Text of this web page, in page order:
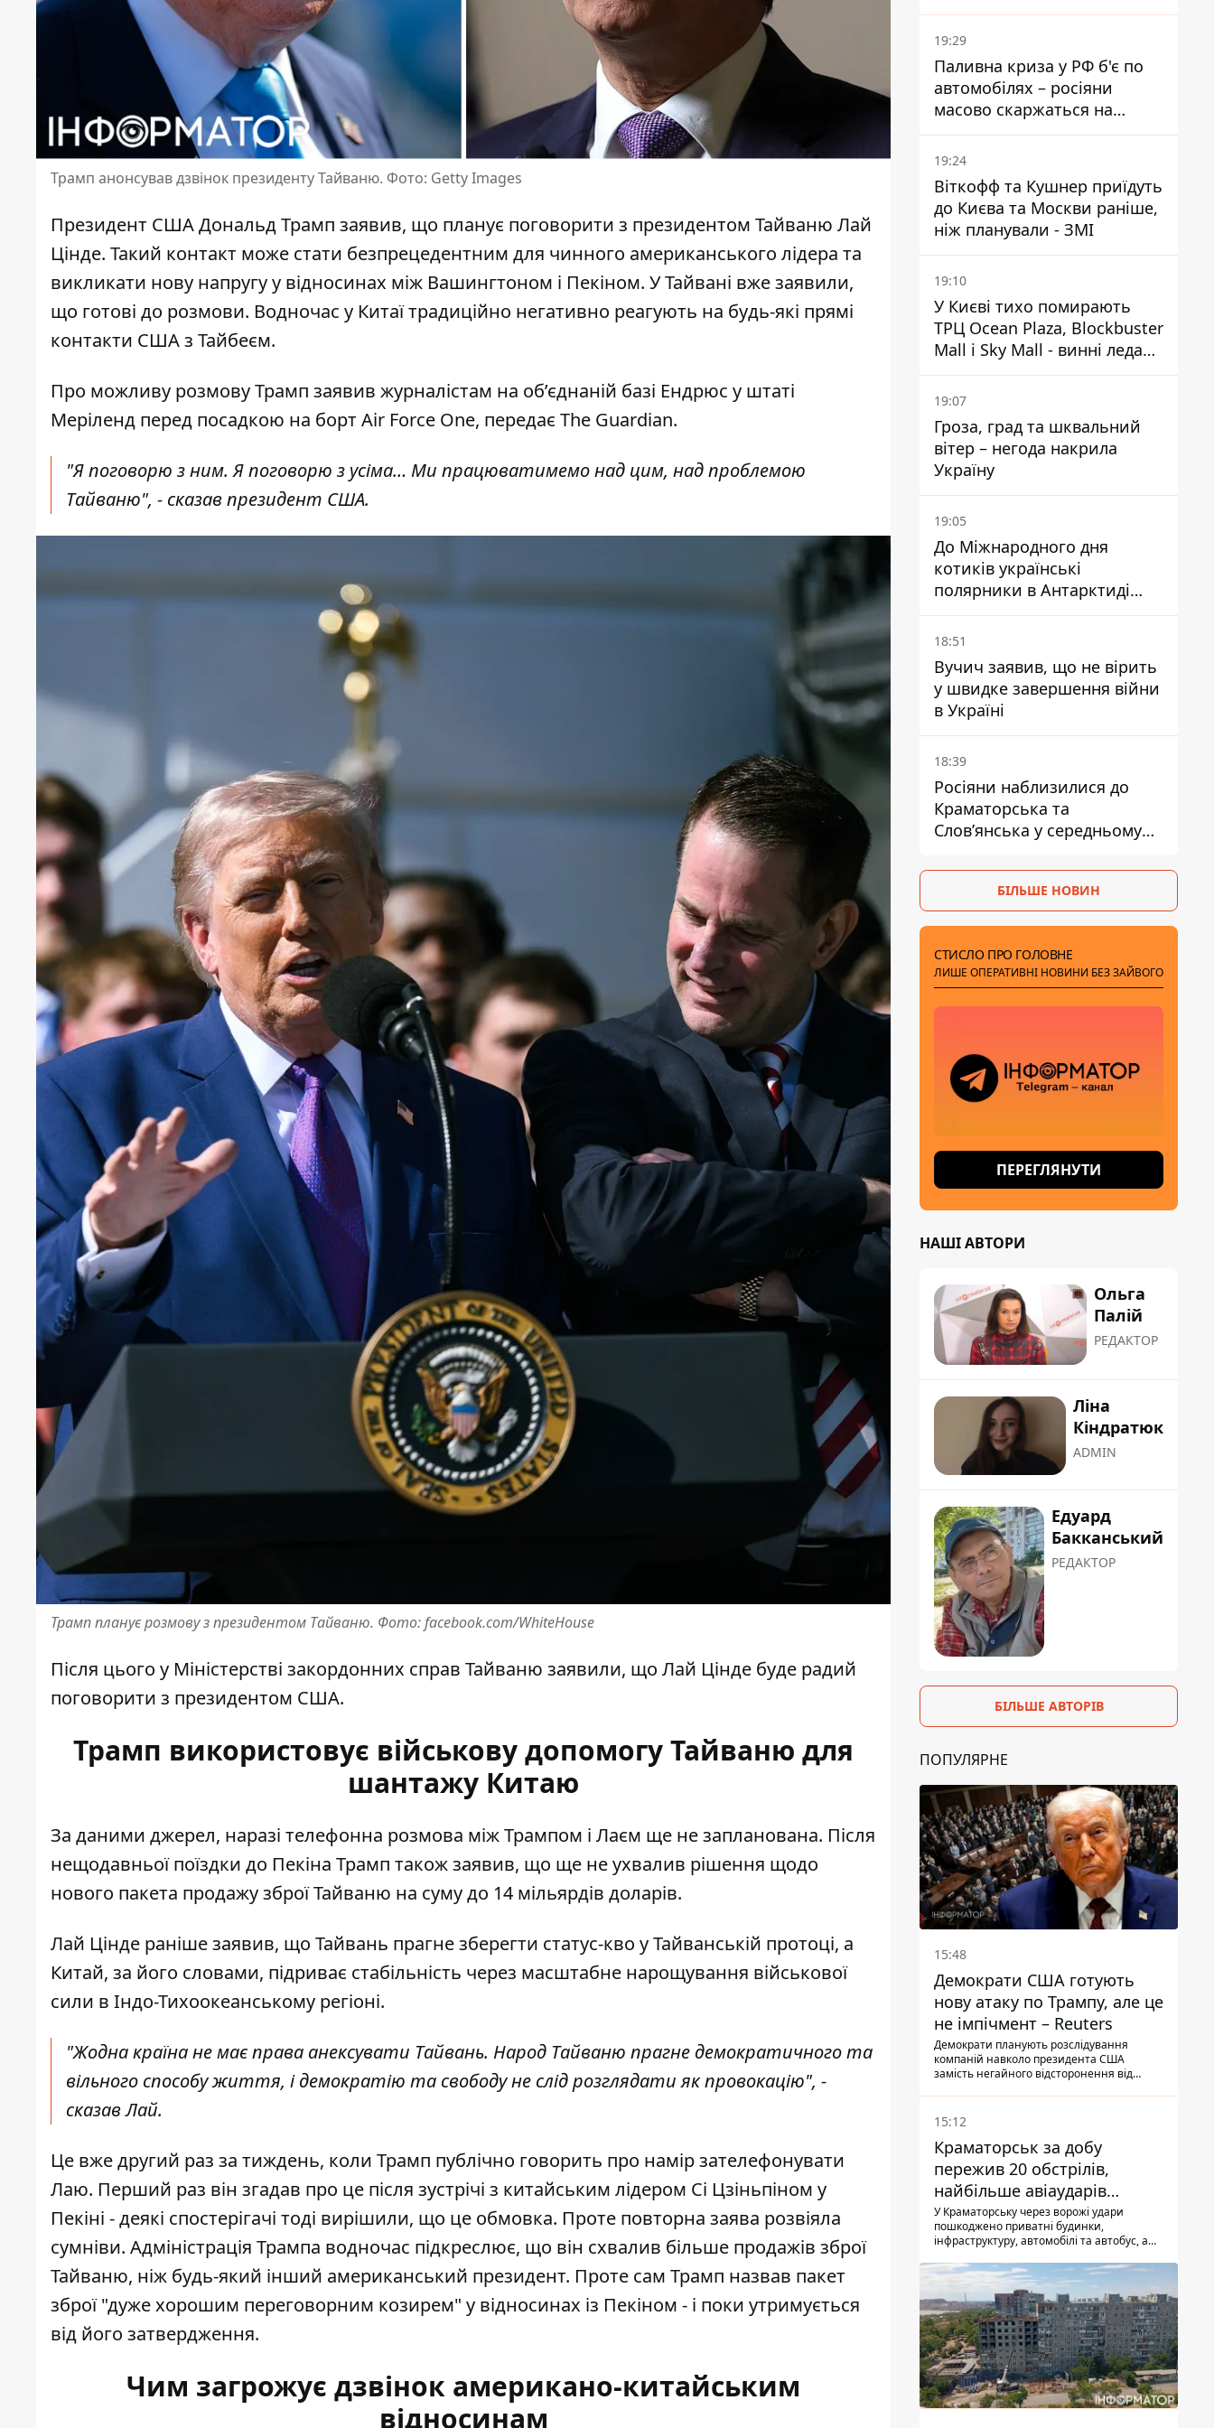
Трамп анонсував дзвінок президенту Тайваню. Фото: Getty Images
Президент СШАДональд Трамп заявив, що планує поговорити з президентом Тайваню Лай
Цінде. Такий контакт може стати безпрецедентним для чинного американського лідера та
викликати нову напругу у відносинах між Вашингтоном і Пекіном. У Тайвані вже заявили,
що готові до розмови. Водночас у Китаї традиційно негативно реагують на будь-які прямі
контакти США з Тайбеєм.
Про можливу розмову Трамп заявив журналістам на об’єднаній базі Ендрюс у штаті
Меріленд перед посадкою на борт Air Force One, передає The Guardian.
"Я поговорю з ним. Я поговорю з усіма… Ми працюватимемо над цим, над проблемою
Тайваню", - сказав президент США.
Трамп планує розмову з президентом Тайваню. Фото: facebook.com/WhiteHouse
Після цього у Міністерстві закордонних справ Тайваню заявили, що Лай Цінде буде радий
поговорити з президентом США.
Трамп використовує військову допомогу Тайваню для
шантажу Китаю
За даними джерел, наразі телефонна розмова між Трампом і Лаєм ще не запланована. Після
нещодавньої поїздки до Пекіна Трамп також заявив, що ще не ухвалив рішення щодо
нового пакета продажу зброї Тайваню на суму до 14 мільярдів доларів.
Лай Цінде раніше заявив, що Тайвань прагне зберегти статус-кво у Тайванській протоці, а
Китай, за його словами, підриває стабільність через масштабне нарощування військової
сили в Індо-Тихоокеанському регіоні.
"Жодна країна не має права анексувати Тайвань. Народ Тайваню прагне демократичного та
вільного способу життя, і демократію та свободу не слід розглядати як провокацію", -
сказав Лай.
Це вже другий раз за тиждень, коли Трамп публічно говорить про намір зателефонувати
Лаю. Перший раз він згадав про це після зустрічі з китайським лідером Сі Цзіньпіном у
Пекіні - деякі спостерігачі тоді вирішили, що це обмовка. Проте повторна заява розвіяла
сумніви. Адміністрація Трампа водночас підкреслює, що він схвалив більше продажів зброї
Тайваню, ніж будь-який інший американський президент. Проте сам Трамп назвав пакет
зброї "дуже хорошим переговорним козирем" у відносинах із Пекіном - і поки утримується
від його затвердження.
Чим загрожує дзвінок американо-китайським
відносинам
Міноборони країни
19:29
Паливна криза у РФ б'є по
автомобілях – росіяни
масово скаржаться на
поломки через неякісний
бензин
19:24
Віткофф та Кушнер приїдуть
до Києва та Москви раніше,
ніж планували - ЗМІ
19:10
У Києві тихо помирають
ТРЦ Ocean Plaza, Blockbuster
Mall і Sky Mall - винні ледачі
менеджери й канібалізм
19:07
Гроза, град та шквальний
вітер – негода накрила
Україну
19:05
До Міжнародного дня
котиків українські
полярники в Антарктиді
показали своїх
18:51
Вучич заявив, що не вірить
у швидке завершення війни
в Україні
18:39
Росіяни наблизилися до
Краматорська та
Слов’янська у середньому
попередив про посилення
БІЛЬШЕ НОВИН
СТИСЛО ПРО ГОЛОВНЕ
ЛИШЕ ОПЕРАТИВНІ НОВИНИ БЕЗ ЗАЙВОГО
ПЕРЕГЛЯНУТИ
НАШІ АВТОРИ
Ольга
Палій
РЕДАКТОР
Ліна
Кіндратюк
ADMIN
Едуард
Бакканський
РЕДАКТОР
БІЛЬШЕ АВТОРІВ
ПОПУЛЯРНЕ
15:48
Демократи США готують
нову атаку по Трампу, але це
не імпічмент – Reuters
Демократи планують розслідування
компаній навколо президента США
замість негайного відсторонення від
15:12
Краматорськ за добу
пережив 20 обстрілів,
найбільше авіаударів
КАБ-250
У Краматорську через ворожі удари
пошкоджено приватні будинки,
інфраструктуру, автомобілі та автобус, а
одна людина і ще 15 отримали поранення